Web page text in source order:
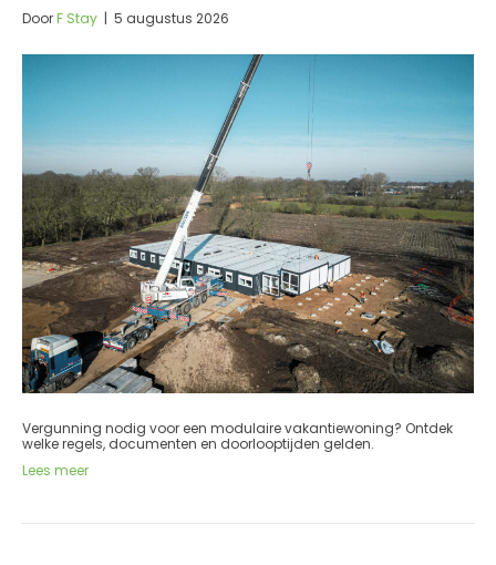
DoorF Stay | 5 augustus 2026
Vergunning nodig voor een modulaire vakantiewoning? Ontdek
welke regels, documenten en doorlooptijden gelden.
Lees meer